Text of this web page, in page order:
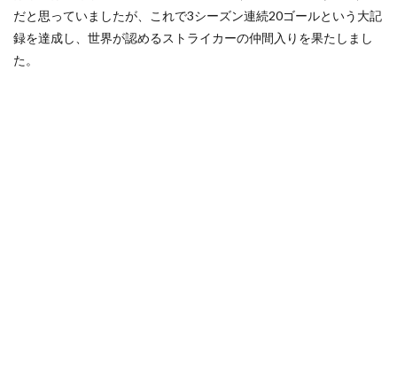
だと思っていましたが、これで3シーズン連続20ゴールという大記
録を達成し、世界が認めるストライカーの仲間入りを果たしまし
た。